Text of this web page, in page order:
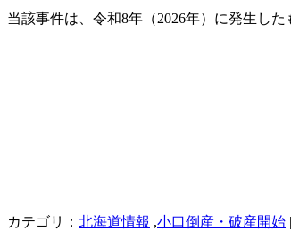
当該事件は、令和8年（2026年）に発生し
カテゴリ： 北海道情報 ,小口倒産・破産開始 |